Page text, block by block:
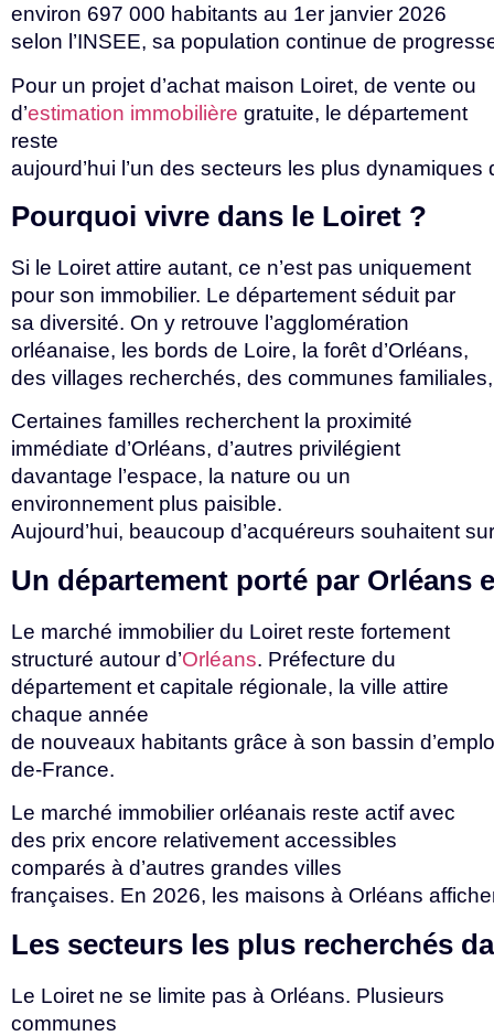
environ 697 000 habitants au 1er janvier 2026
selon l’INSEE, sa population continue de
Pour un projet d’achat maison Loiret, de vente ou
d’estimation immobilière gratuite, le département
reste
aujourd’hui l’un des secteurs les plus dynamiques
Pourquoi vivre dans le Loiret ?
Si le Loiret attire autant, ce n’est pas uniquement
pour son immobilier. Le département séduit par
sa diversité. On y retrouve l’agglomération
orléanaise, les bords de Loire, la forêt d’Orléans,
des villages recherchés, des communes
Certaines familles recherchent la proximité
immédiate d’Orléans, d’autres privilégient
davantage l’espace, la nature ou un
environnement plus paisible.
Aujourd’hui, beaucoup d’acquéreurs souhaitent
Un département porté par Orléans
Le marché immobilier du Loiret reste fortement
structuré autour d’Orléans. Préfecture du
département et capitale régionale, la ville attire
chaque année
de nouveaux habitants grâce à son bassin
de-France.
Le marché immobilier orléanais reste actif avec
des prix encore relativement accessibles
comparés à d’autres grandes villes
françaises. En 2026, les maisons à Orléans
Les secteurs les plus recherchés
Le Loiret ne se limite pas à Orléans. Plusieurs
communes